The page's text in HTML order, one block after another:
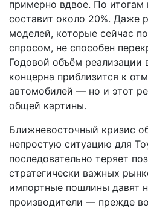
примерно вдвое. По итогам
составит около 20%. Даже
моделей, которые сейчас
спросом, не способен
Годовой объём реализации
концерна приблизится к
автомобилей — но и этот
общей картины.
Ближневосточный кризис
непростую ситуацию для
последовательно теряет
стратегически важных
импортные пошлины давят
производители — прежде